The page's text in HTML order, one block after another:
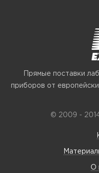
Прямые поставки
приборов от
© 2009 -
О